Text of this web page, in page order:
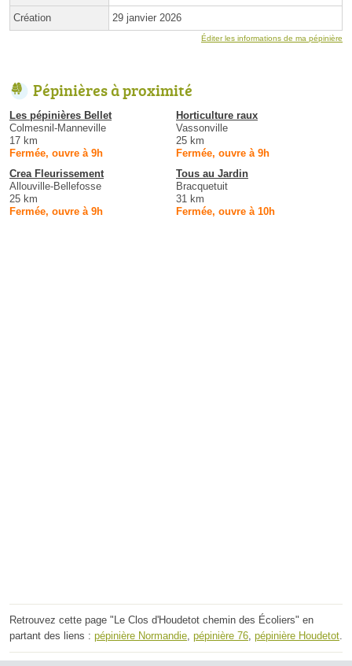
Création 29 janvier 2026
Éditer les informations de ma pépinière
Pépinières à proximité
Les pépinières Bellet
Colmesnil-Manneville
17 km
Fermée, ouvre à 9h
Horticulture raux
Vassonville
25 km
Fermée, ouvre à 9h
Crea Fleurissement
Allouville-Bellefosse
25 km
Fermée, ouvre à 9h
Tous au Jardin
Bracquetuit
31 km
Fermée, ouvre à 10h
Retrouvez cette page "Le Clos d'Houdetot chemin des Écoliers" en
partant des liens : pépinière Normandie pépinière 76 pépinière Houdetot